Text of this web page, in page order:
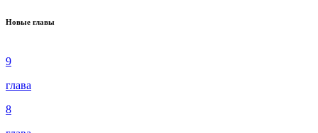
Новые главы
9
глава
8